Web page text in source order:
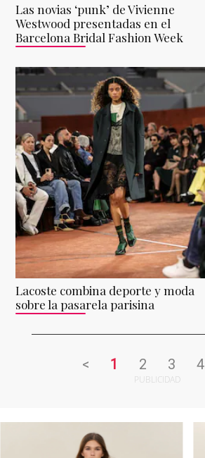
Las novias ‘punk’ de Vivienne
Westwood presentadas en el
Barcelona Bridal Fashion Week
Lacoste combina deporte y moda
sobre la pasarela parisina
< 1 2 3 4
PUBLICIDAD